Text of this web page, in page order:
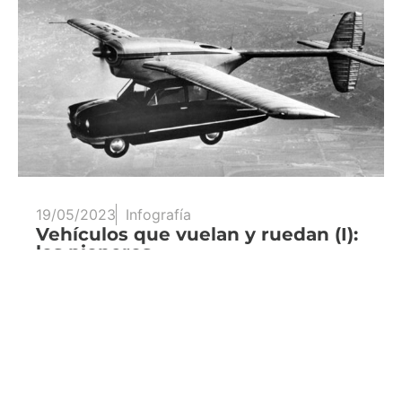
19/05/2023 Infografía
Vehículos que vuelan y ruedan (I):
los pioneros